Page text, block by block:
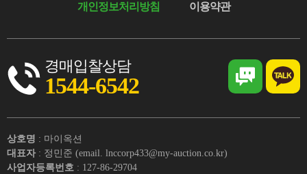
개인정보처리방침 이용약관
경매입찰상담
1544-6542
상호명 : 마이옥션
대표자 : 정민준 (email. lnccorp433@my-auction.co.kr)
사업자등록번호 : 127-86-29704